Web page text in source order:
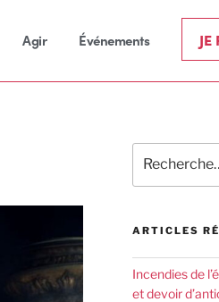
Agir Événements JE
ARTICLES
Incendies de
et devoir